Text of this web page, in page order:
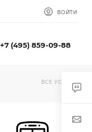
ВОЙТИ
+7 (495) 859-09-88
ВСЕ УСЛУГИ